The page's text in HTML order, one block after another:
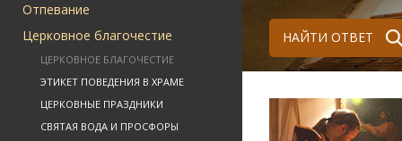
Отпевание
Церковное благочестие
ЦЕРКОВНОЕ БЛАГОЧЕСТИЕ
ЭТИКЕТ ПОВЕДЕНИЯ В ХРАМЕ
ЦЕРКОВНЫЕ ПРАЗДНИКИ
СВЯТАЯ ВОДА И ПРОСФОРЫ
НАЙТИ ОТВЕТ